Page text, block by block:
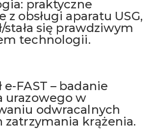
praktyczne
z obsługi aparatu USG,
stała się prawdziwym
technologii.
e-FAST – badanie
urazowego w
odwracalnych
zatrzymania krążenia.